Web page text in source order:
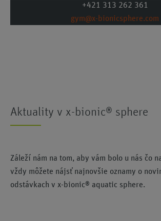
+421 313 262 361
gym@x-bionicsphere.com
Aktuality v x-bionic® sphere
Záleží nám na tom, aby vám bolo u nás čo
vždy môžete nájsť najnovšie oznamy o
odstávkach v x-bionic® aquatic sphere.